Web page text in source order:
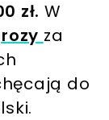
zł. W
za
do